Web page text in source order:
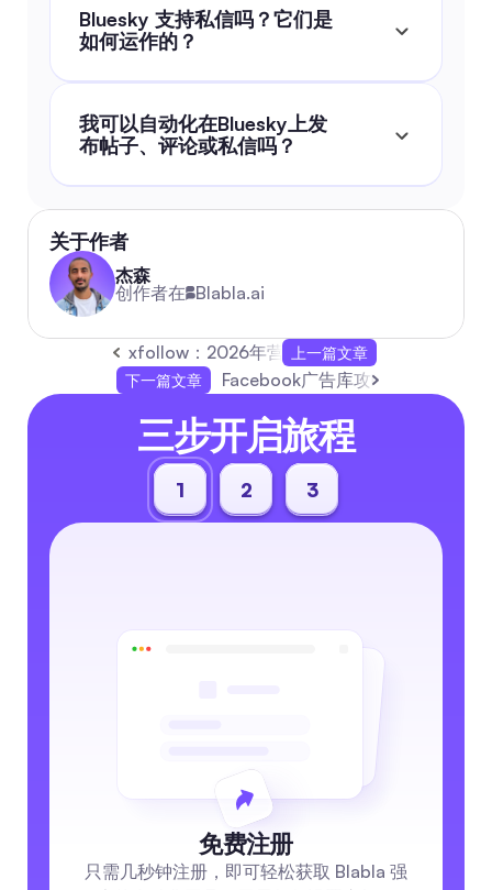
Bluesky 支持私信吗？它们是
如何运作的？
我可以自动化在Bluesky上发
布帖子、评论或私信吗？
关于作者
杰森
创作者在 Blabla.ai
xfollow：2026年营销人员可扩展的私信自动
上一篇文章
下一篇文章
Facebook广告库攻略：12种战术
三步开启旅程
1 2 3
免费注册
只需几秒钟注册，即可轻松获取 Blabla 强